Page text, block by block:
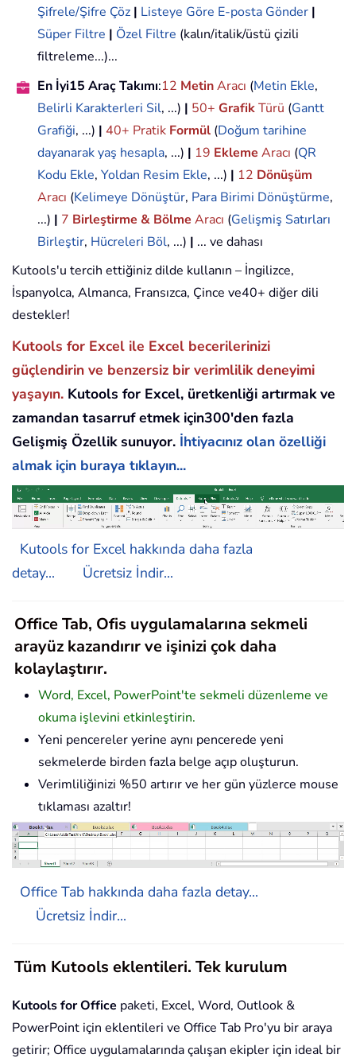
Şifrele/Şifre Çöz | Listeye Göre E-posta Gönder |
Süper Filtre | Özel Filtre (kalın/italik/üstü çizili
filtreleme...)...
En İyi15 Araç Takımı:12 MetinAracı (Metin Ekle,
Belirli Karakterleri Sil, ...) | 50+ GrafikTürü (Gantt
Grafiği, ...) | 40+ Pratik Formül (Doğum tarihine
dayanarak yaş hesapla, ...) | 19 Ekleme Aracı (QR
Kodu Ekle, Yoldan Resim Ekle, ...) | 12 Dönüşüm
Aracı (Kelimeye Dönüştür, Para Birimi Dönüştürme,
...) | 7 Birleştirme & Bölme Aracı (Gelişmiş Satırları
Birleştir, Hücreleri Böl, ...) | ... ve dahası
Kutools'u tercih ettiğiniz dilde kullanın – İngilizce,
İspanyolca, Almanca, Fransızca, Çince ve40+ diğer dili
destekler!
Kutools for Excel ile Excel becerilerinizi
güçlendirin ve benzersiz bir verimlilik deneyimi
yaşayın. Kutools for Excel, üretkenliği artırmak ve
zamandan tasarruf etmek için300'den fazla
Gelişmiş Özellik sunuyor. İhtiyacınız olan özelliği
almak için buraya tıklayın...
Kutools for Excel hakkında daha fazla
detay...
Ücretsiz İndir...
Office Tab, Ofis uygulamalarına sekmeli
arayüz kazandırır ve işinizi çok daha
kolaylaştırır.
Word, Excel, PowerPoint'te sekmeli düzenleme ve
okuma işlevini etkinleştirin.
Yeni pencereler yerine aynı pencerede yeni
sekmelerde birden fazla belge açıp oluşturun.
Verimliliğinizi %50 artırır ve her gün yüzlerce mouse
tıklaması azaltır!
Office Tab hakkında daha fazla detay...
Ücretsiz İndir...
Tüm Kutools eklentileri. Tek kurulum
Kutools for Office paketi, Excel, Word, Outlook &
PowerPoint için eklentileri ve Office Tab Pro'yu bir araya
getirir; Office uygulamalarında çalışan ekipler için ideal bir